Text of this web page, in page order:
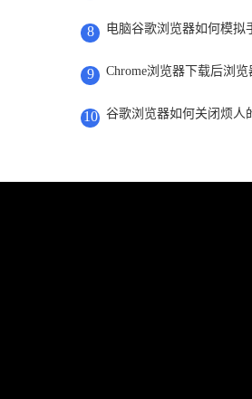
8 电脑谷歌浏览器如何模拟
9 Chrome浏览器下载后浏
10 谷歌浏览器如何关闭烦人